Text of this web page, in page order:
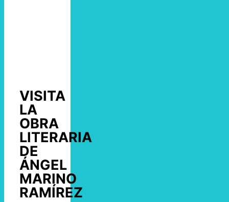
VISITA
LA
OBRA
LITERARIA
DE
ÁNGEL
MARINO
RAMÍREZ